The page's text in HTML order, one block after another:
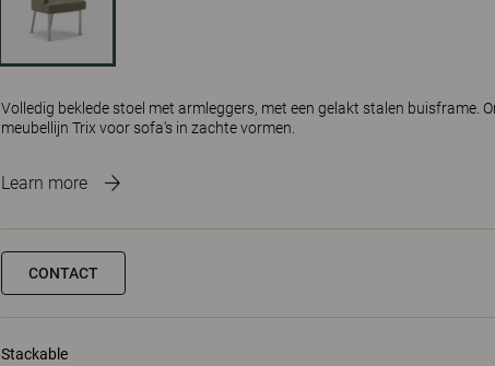
Volledig beklede stoel met armleggers, met een gelakt stalen buisframe.
meubellijn Trix voor sofa's in zachte vormen.
Learn more
CONTACT
Stackable